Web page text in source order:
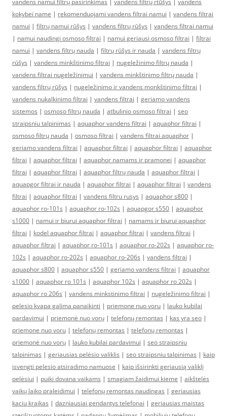
kokybei name | rekomenduojami vandens filtrai namui | vandens filtrai
namui | filtrų namui rūšys | vandens filtrų rūšys | vandens filtrai namui
| namui naudingi osmoso filtrai | namui geriausi osmoso filtrai | filtrai
namui | vandens filtrų nauda | filtrų rūšys ir nauda | vandens filtrų
rūšys | vandens minkštinimo filtrai | nugeležinimo filtrų nauda |
vandens filtrai nugeležinimui | vandens minkštinimo filtrų nauda |
vandens filtrų rūšys | nugeležinimo ir vandens monkštinimo filtrai |
vandens nukalkinimo filtrai | vandens filtrai | geriamo vandens
sistemos | osmoso filtrų nauda | atbulinio osmoso filtrai | seo
straipsniu talpinimas | aquaphor vandens filtrai | aquaphor filtrai |
osmoso filtrų nauda | osmoso filtrai | vandens filtrai aquaphor |
geriamo vandens filtrai | aquaphor filtrai | aquaphor filtrai | aquaphor
filtrai | aquaphor filtrai | aquaphor namams ir pramonei | aquaphor
filtrai | aquaphor filtrai | aquaphor filtrų nauda | aquaphor filtrai |
aquapgor filtrai ir nauda | aquaphor filtrai | aquaphor filtrai | vandens
filtrai | aquaphor filtrai | vandens filtru rusys | aquaphor s800 |
aquaphor ro-101s | aquaphor ro-102s | aquapgor s550 | aquaphor
s1000 | namui ir biurui aquaphor filtrai | namams ir biurui aquaphor
filtrai | kodel aquaphor filtrai | aquaphor filtrai | vandens filtrai |
aquaphor filtrai | aquaphor ro-101s | aquaphor ro-202s | aquaphor ro-
102s | aquaphor ro-202s | aquaphor ro-206s | vandens filtrai |
aquaphor s800 | aquaphor s550 | geriamo vandens filtrai | aquaphor
s1000 | aquaphor ro 101s | aquaphor 102s | aquaphor ro 202s |
aquaphor ro 206s | vandens minkstinimo filtrai | nugeležinimo filtrai |
pelesio kvapa galima panaikinti | priemone nuo voru | lauko kubilai
pardavimui | priemonė nuo vorų | telefonų remontas | kas yra seo |
priemone nuo voru | telefonų remontas | telefonų remontas |
priemonė nuo vorų | lauko kubilai pardavimui | seo straipsniu
talpinimas | geriausias pelėsio valiklis | seo straipsniu talpinimas | kaip
isvengti pelesio atsiradimo namuose | kaip išsirinkti geriausią valiklį
pelėsiui | puiki dovana vaikams | smagiam žaidimui kieme | aikštelės
vaikų laiko praleidimui | telefonų remontas naudingas | geriausias
kaciu kraikas | dazniausiai gendantys telefonai | geriausias maistas